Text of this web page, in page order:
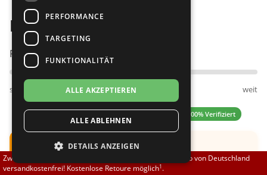
Übergrößen 43-44
Flexerinas
RayRose
Rummos
Rumpf
SoDanca
TopTanz
Diamant 141-129-001
Passt am besten bei Fußweite:
schmal normal weit
4.80 (15 Bewertungen) ✓ 100% Verifiziert
Hinweis: G-Weite - für kräftige Füße
Empfehlung:
Zwischen 70,00 EUR und 800,00 EUR liefern wir innerhalb von Deutschland
versandkostenfrei! Kostenlose Retoure möglich1.
PERFORMANCE
TARGETING
FUNKTIONALITÄT
ALLE AKZEPTIEREN
ALLE ABLEHNEN
DETAILS ANZEIGEN